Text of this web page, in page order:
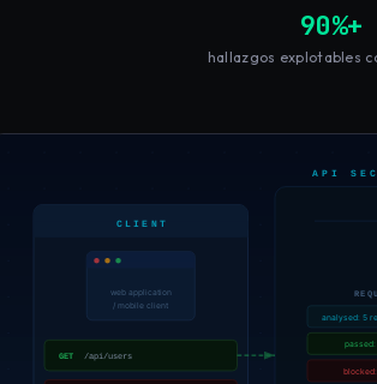
90%+
hallazgos explotables